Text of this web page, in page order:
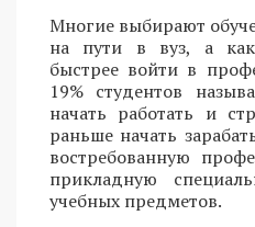
Многие выбирают
на пути в вуз, а
быстрее войти в
19% студентов
начать работать и
раньше начать
востребованную
прикладную
учебных предметов.